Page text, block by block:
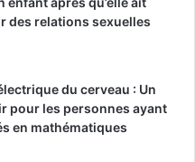
des relations sexuelles
du cerveau : Un
pour les personnes ayant
en mathématiques